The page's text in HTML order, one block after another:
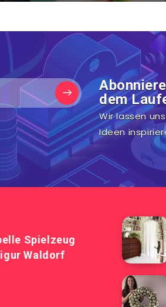
dem
Wir lassen
Ideen
Spielzeug
Waldorf